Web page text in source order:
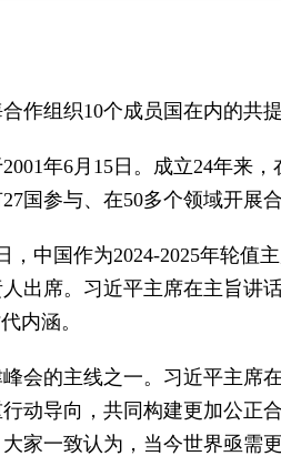
作组织10个成员国在内的共
年6月15日。成立24年来
国参与、在50多个领域开展
，中国作为2024-2025年轮
出席。习近平主席在主旨讲
内涵。
会的主线之一。习近平主席
动导向，共同构建更加公正
家一致认为，当今世界亟需